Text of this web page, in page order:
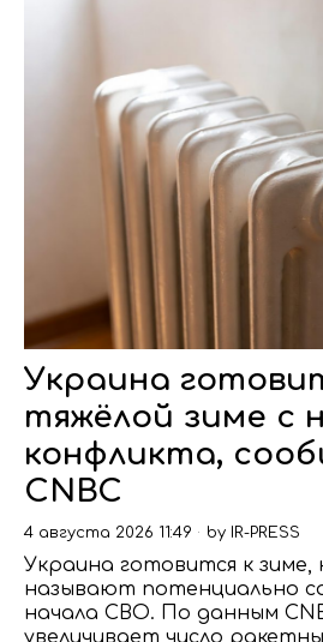
Украина
тяжёлой зиме с
конфликта,
CNBC
4 августа 2026 11:49 by IR-PRESS
Украина готовится к
называют потенциально
начала СВО. По данным
увеличивает число